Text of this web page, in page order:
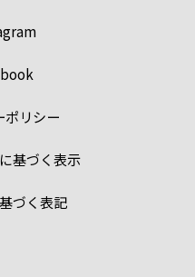
ポリシー
基づく表示
づく表記